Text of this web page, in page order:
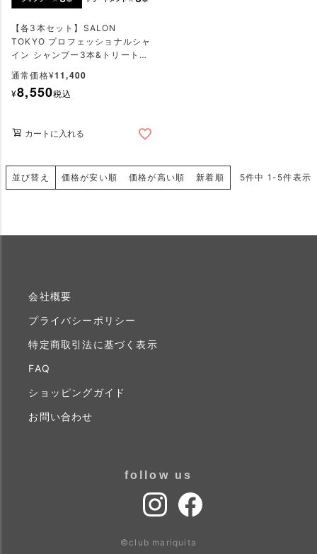
【各3本セット】SALON
TOKYO プロフェッショナルシャ
イン シャンプー3本&トリートメ
通常価格¥11,400
¥8,550税込
カートに入れる
並び替え 価格が安い順 価格が高い順 新着順 5件中 1 - 5件表示
会社概要
プライバシーポリシー
特定商取引法に基づく表示
FAQ
ショッピングガイド
お問い合わせ
follow us
©club mariquita